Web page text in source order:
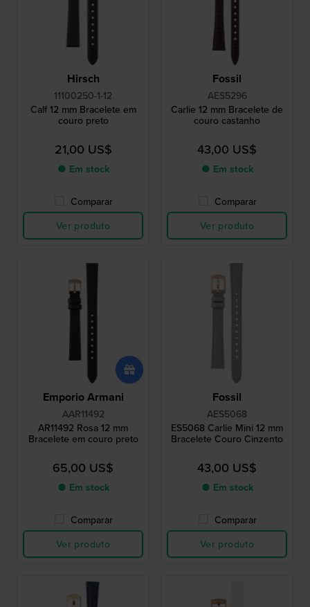
Hirsch
11100250-1-12
Calf 12 mm Bracelete em
couro preto
21,00 US$
● Em stock
Comparar
Ver produto
Fossil
AES5296
Carlie 12 mm Bracelete de
couro castanho
43,00 US$
● Em stock
Comparar
Ver produto
Emporio Armani
AAR11492
AR11492 Rosa 12 mm
Bracelete em couro preto
65,00 US$
● Em stock
Comparar
Ver produto
Fossil
AES5068
ES5068 Carlie Mini 12 mm
Bracelete Couro Cinzento
43,00 US$
● Em stock
Comparar
Ver produto